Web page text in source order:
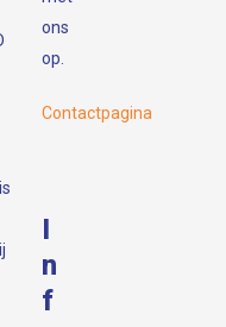
ons
op.
Contactpagina
I
n
f